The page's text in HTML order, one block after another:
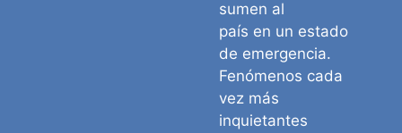
sumen al
país en un estado
de emergencia.
Fenómenos cada
vez más
inquietantes